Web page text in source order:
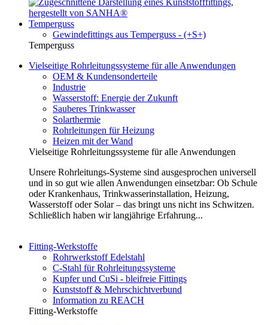
Temperguss
Gewindefittings aus Temperguss - (+S+)
Temperguss
Vielseitige Rohrleitungssysteme für alle Anwendungen
OEM & Kundensonderteile
Industrie
Wasserstoff: Energie der Zukunft
Sauberes Trinkwasser
Solarthermie
Rohrleitungen für Heizung
Heizen mit der Wand
Vielseitige Rohrleitungssysteme für alle Anwendungen
Unsere Rohrleitungs-Systeme sind ausgesprochen universell
und in so gut wie allen Anwendungen einsetzbar: Ob Schule
oder Krankenhaus, Trinkwasserinstallation, Heizung,
Wasserstoff oder Solar – das bringt uns nicht ins Schwitzen.
Schließlich haben wir langjährige Erfahrung...
Fitting-Werkstoffe
Rohrwerkstoff Edelstahl
C-Stahl für Rohrleitungssysteme
Kupfer und CuSi - bleifreie Fittings
Kunststoff & Mehrschichtverbund
Information zu REACH
Fitting-Werkstoffe